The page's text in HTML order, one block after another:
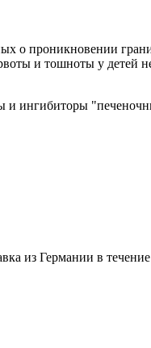
проникновении
и тошноты у детей
из Германии в